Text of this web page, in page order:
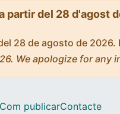
partir del 28 d'agost
28 de agosto de
We apologize for any
publicarContacte